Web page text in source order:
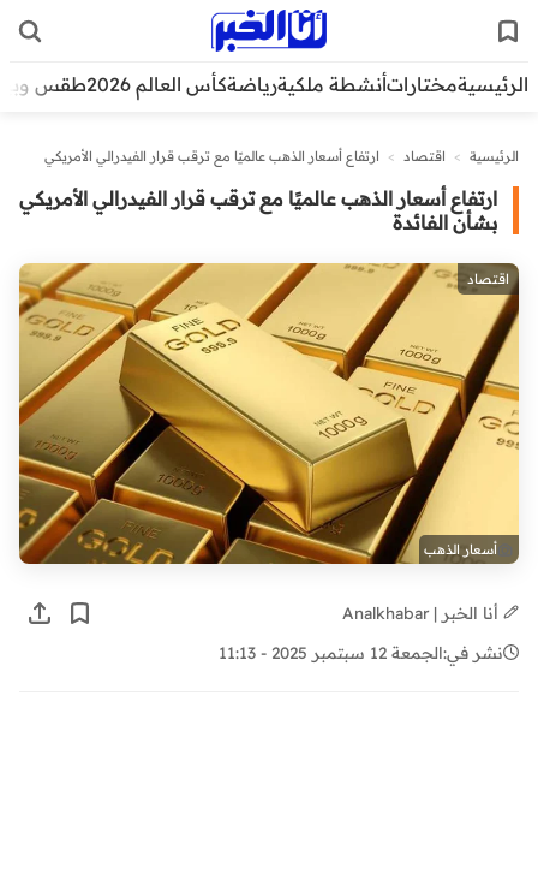
الرئيسيةمختاراتأنشطة ملكيةرياضةكأس العالم 2026 طقس
الرئيسية > اقتصاد >
ارتفاع أسعار الذهب عالميًا مع ترقب قرار الفيدرالي الأمريكي
ارتفاع أسعار الذهب عالميًا مع ترقب قرار الفيدرالي الأمريكي
بشأن الفائدة
اقتصاد
أسعار الذهب
أنا الخبر | Analkhabar
نشر في:الجمعة 12 سبتمبر 2025 - 11:13